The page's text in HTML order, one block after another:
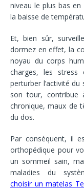
niveau le plus bas
la baisse de
Et, bien sûr,
dormez en effet, la
noyau du corps
charges, les
perturber l’activité
son tour, contribue
chronique, maux de
du dos.
Par conséquent, il
orthopédique pour
un sommeil sain,
maladies du
choisir un matelas